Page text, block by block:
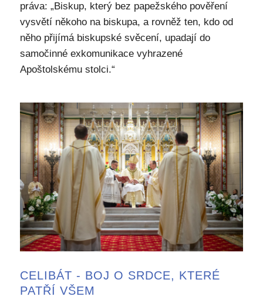
práva: „Biskup, který bez papežského pověření
vysvětí někoho na biskupa, a rovněž ten, kdo od
něho přijímá biskupské svěcení, upadají do
samočinné exkomunikace vyhrazené
Apoštolskému stolci.“
CELIBÁT - BOJ O SRDCE, KTERÉ
PATŘÍ VŠEM